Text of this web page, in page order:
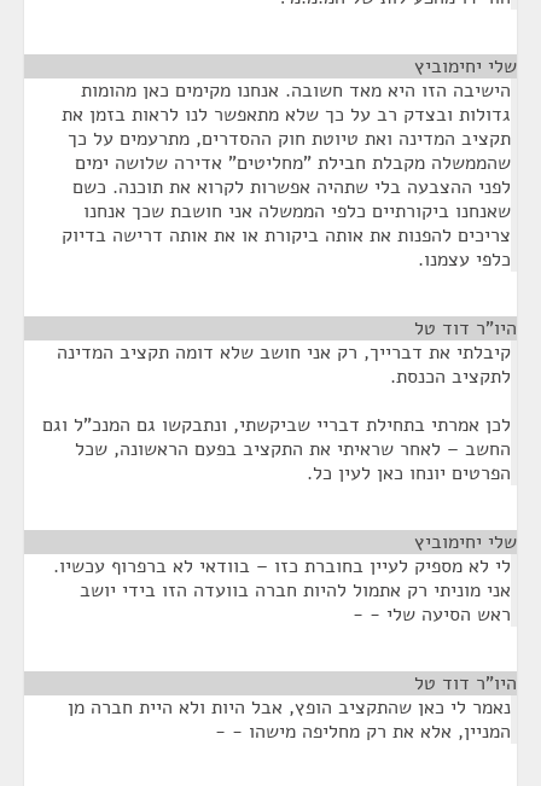
שלי יחימוביץ
הישיבה הזו היא מאד חשובה. אנחנו מקימים כאן מהומות
גדולות ובצדק רב על כך שלא מתאפשר לנו לראות בזמן את
תקציב המדינה ואת טיוטת חוק ההסדרים, מתרעמים על כך
שהממשלה מקבלת חבילת "מחליטים" אדירה שלושה ימים
לפני ההצבעה בלי שתהיה אפשרות לקרוא את תוכנה. כשם
שאנחנו ביקורתיים כלפי הממשלה אני חושבת שכך אנחנו
צריכים להפנות את אותה ביקורת או את אותה דרישה בדיוק
כלפי עצמנו.
היו”ר דוד טל
קיבלתי את דברייך, רק אני חושב שלא דומה תקציב המדינה
לתקציב הכנסת.
לכן אמרתי בתחילת דבריי שביקשתי, ונתבקשו גם המנכ"ל וגם
החשב – לאחר שראיתי את התקציב בפעם הראשונה, שכל
הפרטים יונחו כאן לעין כל.
שלי יחימוביץ
לי לא מספיק לעיין בחוברת כזו – בוודאי לא ברפרוף עכשיו.
אני מוניתי רק אתמול להיות חברה בוועדה הזו בידי יושב
ראש הסיעה שלי - -
היו”ר דוד טל
נאמר לי כאן שהתקציב הופץ, אבל היות ולא היית חברה מן
המניין, אלא את רק מחליפה מישהו - -